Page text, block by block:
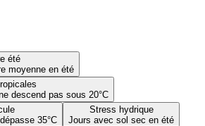
été
moyenne en été
descend pas sous 20°C
35°C
Stress hydrique
Jours avec sol sec en été